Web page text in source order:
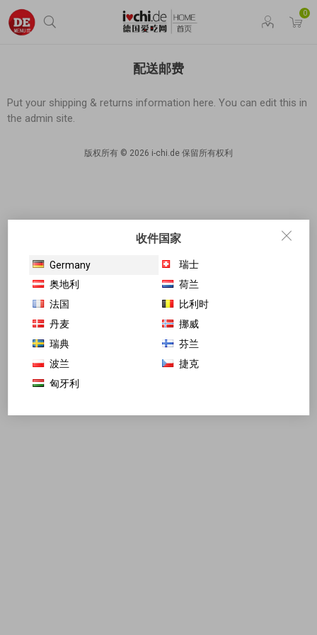
0
配送邮费
Put your shipping & returns information here. You can edit this in
the admin site.
版权所有 © 2026 i-chi.de 保留所有权利
收件国家
Germany
瑞士
奥地利
荷兰
法国
比利时
丹麦
挪威
瑞典
芬兰
波兰
捷克
匈牙利